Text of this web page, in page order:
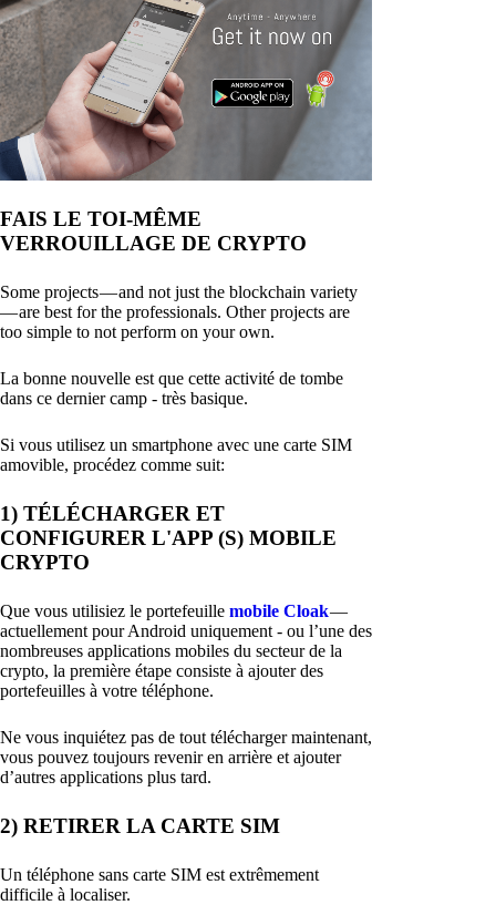
FAIS LE TOI-MÊME
VERROUILLAGE DE CRYPTO
Some projects — and not just the blockchain variety
— are best for the professionals. Other projects are
too simple to not perform on your own.
La bonne nouvelle est que cette activité de tombe
dans ce dernier camp - très basique.
Si vous utilisez un smartphone avec une carte SIM
amovible, procédez comme suit:
1) TÉLÉCHARGER ET
CONFIGURER L'APP (S) MOBILE
CRYPTO
Que vous utilisiez le portefeuille mobile Cloak—
actuellement pour Android uniquement - ou l’une des
nombreuses applications mobiles du secteur de la
crypto, la première étape consiste à ajouter des
portefeuilles à votre téléphone.
Ne vous inquiétez pas de tout télécharger maintenant,
vous pouvez toujours revenir en arrière et ajouter
d’autres applications plus tard.
2) RETIRER LA CARTE SIM
Un téléphone sans carte SIM est extrêmement
difficile à localiser.